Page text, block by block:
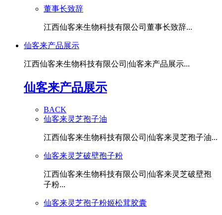
董事长致辞
江西仙客来生物科技有限公司董事长致辞...
仙客来产品展示
江西仙客来生物科技有限公司|仙客来产品展示...
仙客来产品展示
BACK
仙客来灵芝孢子油
江西仙客来生物科技有限公司|仙客来灵芝孢子油...
仙客来灵芝破壁孢子粉
江西仙客来生物科技有限公司|仙客来灵芝破壁孢
子粉...
仙客来灵芝孢子粉姬松茸胶囊